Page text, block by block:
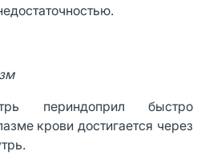
периндоприл быстро
крови достигается через